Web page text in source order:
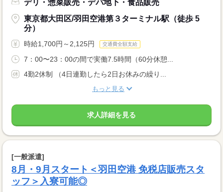
デリ・惣菜販売・デパ地下・食品販売
東京都大田区/羽田空港第３ターミナル駅（徒歩 5
分）
時給1,700円～2,125円 交通費全額支給
7：00〜23：00の間で実働7.5時間（60分休憩...
4勤2休制 （4日連勤したら2日お休みの繰り...
もっと見る
求人詳細を見る
[一般派遣]
8月・9月スタート＜羽田空港 免税店販売スタ
ッフ＞入寮可能◎